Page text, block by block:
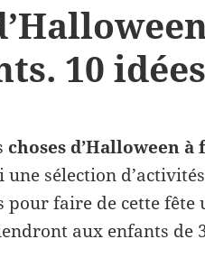
10
choses d’Halloween
une sélection
pour faire de cette
aux enfants de